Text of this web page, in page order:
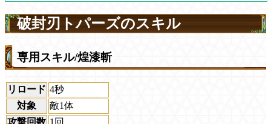
破封刃トパーズのスキル
専用スキル/煌漆斬
リロード 4秒
対象
敵1体
攻撃回数 1回